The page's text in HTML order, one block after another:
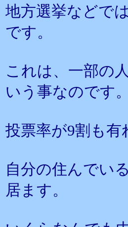
地方選挙などで
です。
これは、一部の
いう事なのです。
投票率が9割も
自分の住んでい
居ます。